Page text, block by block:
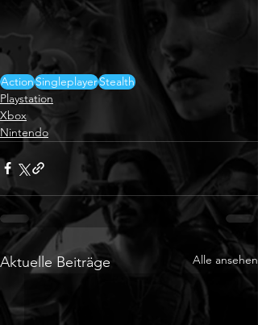
ActionSingleplayerStealth
Playstation
Xbox
Nintendo
Aktuelle Beiträge Alle ansehen